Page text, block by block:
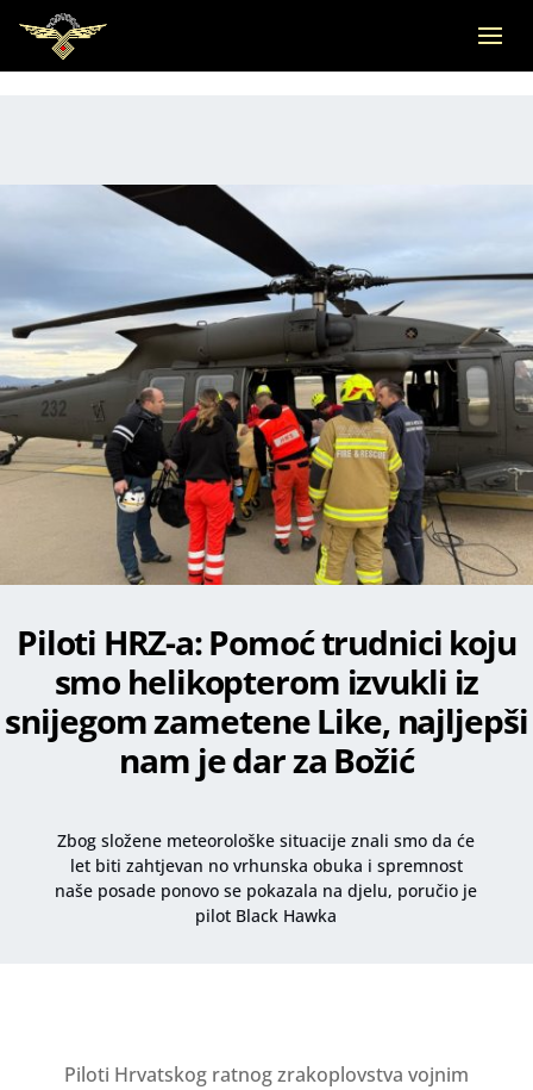
Piloti HRZ-a: Pomoć trudnici koju
smo helikopterom izvukli iz
snijegom zametene Like, najljepši
nam je dar za Božić
Zbog složene meteorološke situacije znali smo da će
let biti zahtjevan no vrhunska obuka i spremnost
naše posade ponovo se pokazala na djelu, poručio je
pilot Black Hawka
Piloti Hrvatskog ratnog zrakoplovstva vojnim